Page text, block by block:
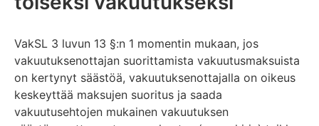
VakSL 3 luvun 13 §:n 1 momentin mukaan, jos
vakuutuksenottajan suorittamista vakuutusmaksuista
on kertynyt säästöä, vakuutuksenottajalla on oikeus
keskeyttää maksujen suoritus ja saada
vakuutusehtojen mukainen vakuutuksen